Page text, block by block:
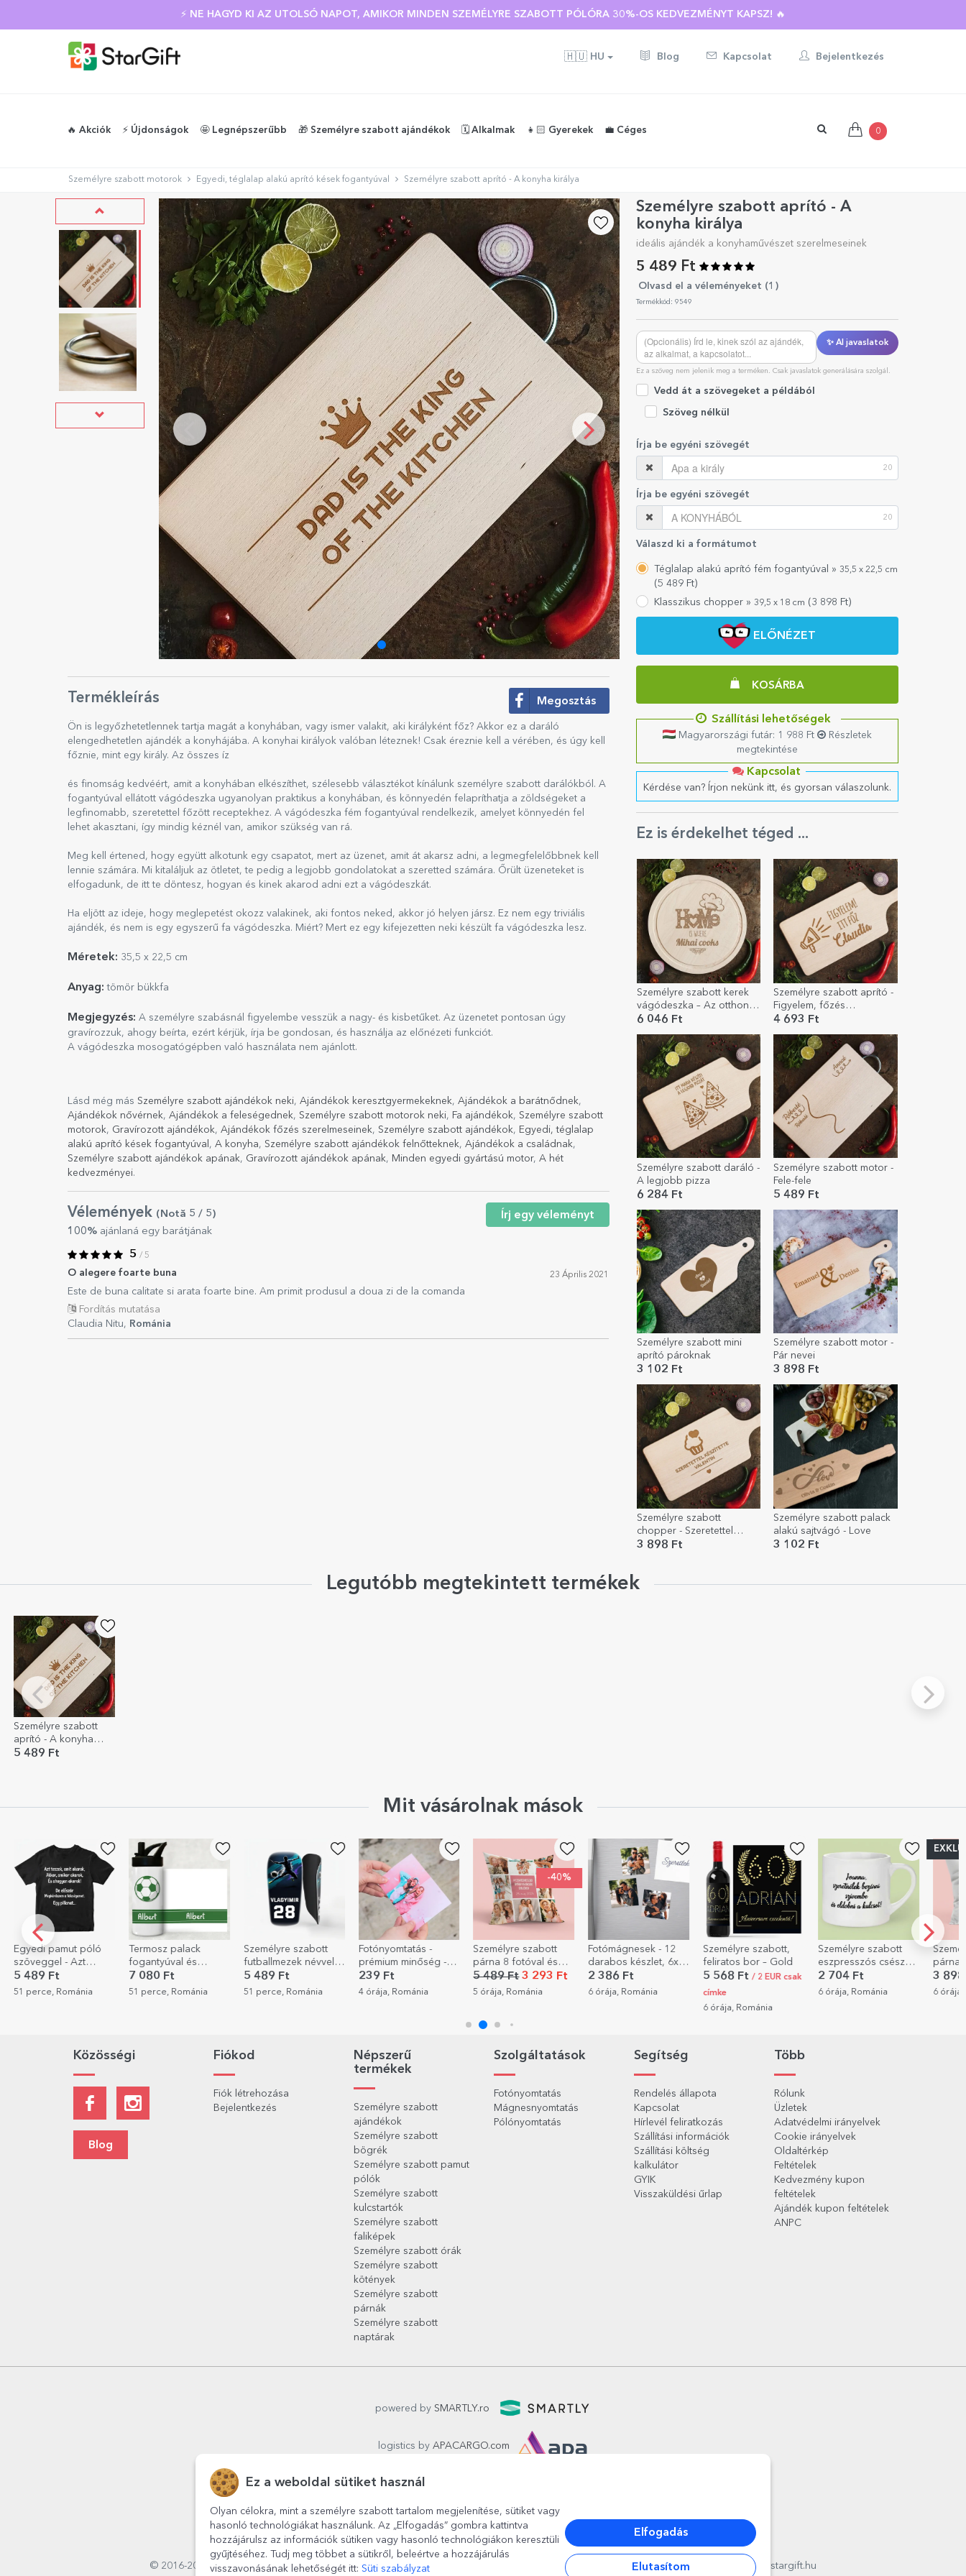
⚡ NE HAGYD KI AZ UTOLSÓ NAPOT, AMIKOR MINDEN SZEMÉLYRE SZABOTT PÓLÓRA 30%-OS KEDVEZMÉNYT KAPSZ! 🔥
🇭🇺 HU Blog Kapcsolat Bejelentkezés
🔥 Akciók ⚡️ Újdonságok 🤩 Legnépszerűbb 🎁 Személyre szabott ajándékok 🗓️ Alkalmak 👧🏻 Gyerekek 💼 Céges 0
Személyre szabott motorok Egyedi, téglalap alakú aprító kések fogantyúval Személyre szabott aprító - A konyha királya
Személyre szabott aprító - A
konyha királya
ideális ajándék a konyhaművészet szerelmeseinek
5 489 Ft
Olvasd el a véleményeket (1 )
Termékkód: 9549
✨ AI javaslatok
Ez a szöveg nem jelenik meg a terméken. Csak javaslatok generálására szolgál.
Vedd át a szövegeket a példából
Szöveg nélkül
Írja be egyéni szövegét
20
Írja be egyéni szövegét
20
Válaszd ki a formátumot
Téglalap alakú aprító fém fogantyúval » 35,5 x 22,5 cm
(5 489Ft)
Klasszikus chopper » 39,5 x 18 cm ( 3 898 Ft)
ELŐNÉZET
KOSÁRBA
Szállítási lehetőségek
Magyarországi futár: 1 988 Ft
Részletek
megtekintése
Kapcsolat
Kérdése van? Írjon nekünk itt, és gyorsan válaszolunk.
Ez is érdekelhet téged ...
Személyre szabott kerek
vágódeszka – Az otthon
ott van, ahol...
6 046 Ft
Személyre szabott aprító -
Figyelem, főzés
folyamatban...
4 693 Ft
Személyre szabott daráló -
A legjobb pizza
6 284 Ft
Személyre szabott motor -
Fele-fele
5 489 Ft
Személyre szabott mini
aprító pároknak
3 102 Ft
Személyre szabott motor -
Pár nevei
3 898 Ft
Személyre szabott
chopper - Szeretettel
elkészítve
3 898 Ft
Személyre szabott palack
alakú sajtvágó - Love
3 102 Ft
Termékleírás Megosztás
Ön is legyőzhetetlennek tartja magát a konyhában, vagy ismer valakit, aki királyként főz? Akkor ez a daráló
elengedhetetlen ajándék a konyhájába. A konyhai királyok valóban léteznek! Csak éreznie kell a vérében, és úgy kell
főznie, mint egy király. Az összes íz
és finomság kedvéért, amit a konyhában elkészíthet, szélesebb választékot kínálunk személyre szabott darálókból. A
fogantyúval ellátott vágódeszka ugyanolyan praktikus a konyhában, és könnyedén felapríthatja a zöldségeket a
legfinomabb, szeretettel főzött receptekhez. A vágódeszka fém fogantyúval rendelkezik, amelyet könnyedén fel
lehet akasztani, így mindig kéznél van, amikor szükség van rá.
Meg kell értened, hogy együtt alkotunk egy csapatot, mert az üzenet, amit át akarsz adni, a legmegfelelőbbnek kell
lennie számára. Mi kitaláljuk az ötletet, te pedig a legjobb gondolatokat a szeretted számára. Őrült üzeneteket is
elfogadunk, de itt te döntesz, hogyan és kinek akarod adni ezt a vágódeszkát.
Ha eljött az ideje, hogy meglepetést okozz valakinek, aki fontos neked, akkor jó helyen jársz. Ez nem egy triviális
ajándék, és nem is egy egyszerű fa vágódeszka. Miért? Mert ez egy kifejezetten neki készült fa vágódeszka lesz.
Méretek: 35,5 x 22,5 cm
Anyag: tömör bükkfa
Megjegyzés: A személyre szabásnál figyelembe vesszük a nagy- és kisbetűket. Az üzenetet pontosan úgy
gravírozzuk, ahogy beírta, ezért kérjük, írja be gondosan, és használja az előnézeti funkciót.
A vágódeszka mosogatógépben való használata nem ajánlott.
Lásd még más Személyre szabott ajándékok neki, Ajándékok keresztgyermekeknek, Ajándékok a barátnődnek,
Ajándékok nővérnek, Ajándékok a feleségednek, Személyre szabott motorok neki, Fa ajándékok, Személyre szabott
motorok, Gravírozott ajándékok, Ajándékok főzés szerelmeseinek, Személyre szabott ajándékok, Egyedi, téglalap
alakú aprító kések fogantyúval , A konyha, Személyre szabott ajándékok felnőtteknek, Ajándékok a családnak,
Személyre szabott ajándékok apának, Gravírozott ajándékok apának, Minden egyedi gyártású motor, A hét
kedvezményei.
Vélemények (Notă 5 / 5)
100% ajánlaná egy barátjának
Írj egy véleményt
5 / 5
O alegere foarte buna 23 Április 2021
Este de buna calitate si arata foarte bine. Am primit produsul a doua zi de la comanda
Fordítás mutatása
Claudia Nitu, Románia
Legutóbb megtekintett termékek
Személyre szabott
aprító - A konyha
királya
5 489 Ft
Mit vásárolnak mások
póló
- Azt
akarok
Termosz palack
fogantyúval és
szívószállal, névvel
személyre szabva -
51 perce, Románia
Személyre szabott
futballmezek névvel
51 perce, Románia
Fotónyomtatás -
prémium minőség -
10x15 cm-es
formátum
4 órája, Románia
-40%
Személyre szabott
párna 8 fotóval és
üzenettel - nagy
méretben
3 293 Ft
5 órája, Románia
Fotómágnesek - 12
darabos készlet, 6x6
cm
2 386 Ft
6 órája, Románia
Személyre szabott,
feliratos bor – Gold
/ 2 EUR csak
címke
6 órája, Románia
Személyre szabott
eszpresszós csésze
fotóval és szöveggel
2 704 Ft
6 órája, Románia
EXKLUZÍV
Személyre szabott
párna fotóval,
szöveggel és QR-
kóddal – A mi
6 órája, Románia
Közösségi
Blog
Fiókod
Fiók létrehozása
Bejelentkezés
Népszerű
termékek
Személyre szabott
ajándékok
Személyre szabott
bögrék
Személyre szabott pamut
pólók
Személyre szabott
kulcstartók
Személyre szabott
faliképek
Személyre szabott órák
Személyre szabott
kötények
Személyre szabott
párnák
Személyre szabott
naptárak
Szolgáltatások
Fotónyomtatás
Mágnesnyomtatás
Pólónyomtatás
Segítség
Rendelés állapota
Kapcsolat
Hírlevél feliratkozás
Szállítási információk
Szállítási költség
kalkulátor
GYIK
Visszaküldési űrlap
Több
Rólunk
Üzletek
Adatvédelmi irányelvek
Cookie irányelvek
Oldaltérkép
Feltételek
Kedvezmény kupon
feltételek
Ajándék kupon feltételek
ANPC
powered by SMARTLY.ro
logistics byAPACARGO.com
© 2016-2026 StarGift Romania,București, stradaCopilului nr. 6-12, parter Sector 1 , cod postal012178,
contact@stargift.hu
Ez a weboldal sütiket használ
Olyan célokra, mint a személyre szabott tartalom megjelenítése, sütiket vagy
hasonló technológiákat használunk. Az „Elfogadás” gombra kattintva
hozzájárulsz az információk sütiken vagy hasonló technológiákon keresztüli
gyűjtéséhez. Tudj meg többet a sütikről, beleértve a hozzájárulás
visszavonásának lehetőségét itt: Süti szabályzat
Elfogadás
Elutasítom